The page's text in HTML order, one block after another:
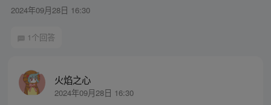
2024年09月28日 16:30
1个回答
火焰之心
2024年09月28日 16:30